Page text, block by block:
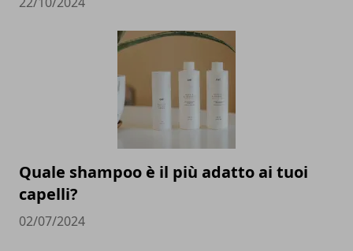
Quale shampoo è il più adatto ai tuoi
capelli?
02/07/2024